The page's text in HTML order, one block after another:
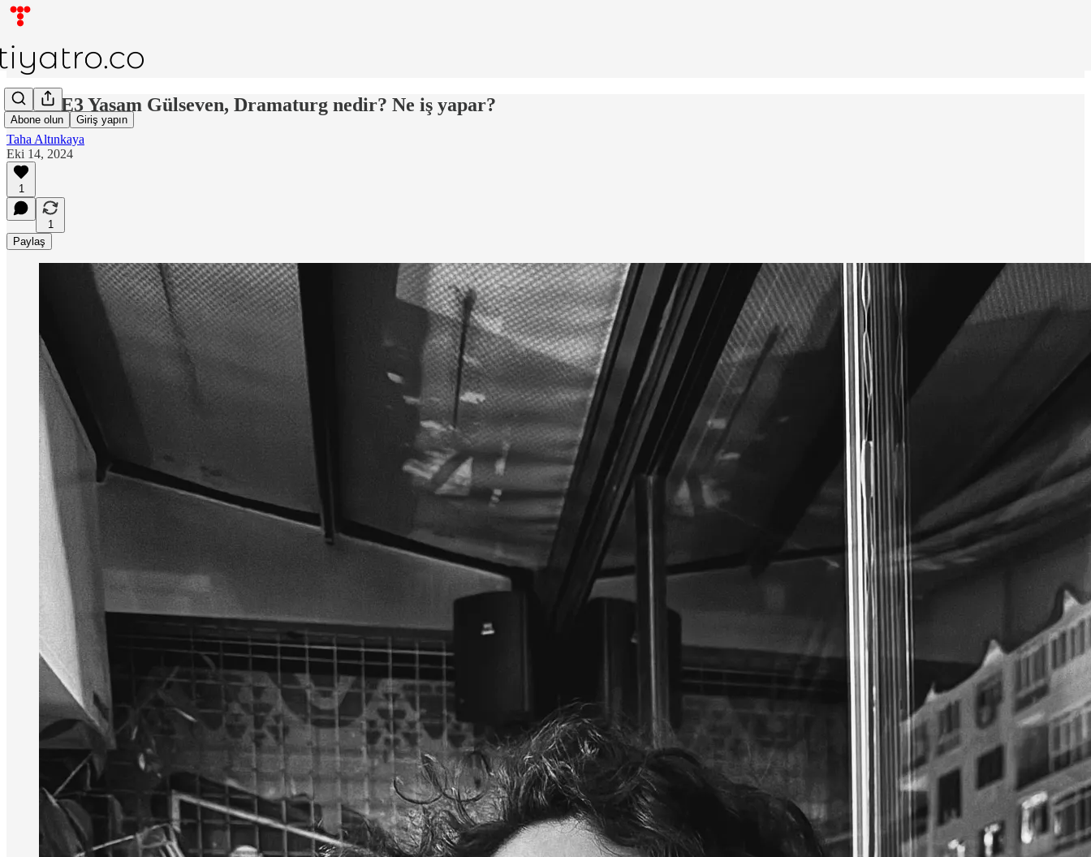
Abone olun Giriş yapın
DD:S7E3 Yaşam Gülseven, Dramaturg nedir? Ne iş yapar?
Taha Altınkaya
Eki 14, 2024
1
1
Paylaş